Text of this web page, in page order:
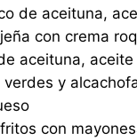
de aceituna,
con crema
aceituna,
y
con